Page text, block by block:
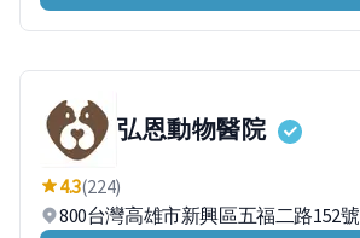
弘恩動物醫院
4.3(224)
800台灣高雄市新興區五福二路152號